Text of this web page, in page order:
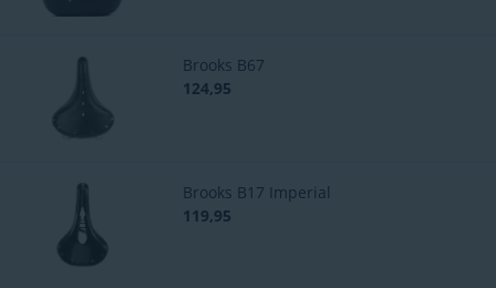
Brooks B67
124,95
Brooks B17 Imperial
119,95